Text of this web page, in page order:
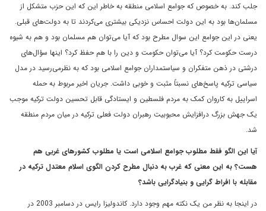
جلب کند. به خصوص که جوامع اسلامی ‌منطقه به خاطر این که این حزب متشکل از
مسلمان‌ها بود به این دولت احساس نزدیکی بیشتری می‌کردند تا به دولت‌های قبلی.
یعنی در این جوامع این سوال مطرح بود که آیا می‌توان هم مسلمان بود و هم به شیوه
درست حکومت کرد؟ آیا می‌توان حکومت و دین را با هم حفظ کرد؟ اینها سؤال‌های
درشتی در ذهن متفکران و سیاستمداران جوامع اسلامی‌ بود که به نظرمی‌رسید در مدل
سیاسی ترکیه پاسخ‌های نسبتاً مثبت و خوبی داشت. جریان اخیر مربوط به حمله
اسراییل به کاروان کمک به مردم فلسطین و ایستادگی قابل تحسین دولت ترکیه موجب
یک جهش بزرگ درافزایش محبوبیت رهبران دولت فعلی ترکیه در میان مردم منطقه
شد.
آیا این الگو فقط مطلوب جوامع اسلامی‌ است یا مطلوب کشورهای غربی هم
هست؟ به این معنی که غرب به دنبال مطرح کردن الگوی اسلام معتدل ترکیه در
مقابله با افراط گرایی و بنیادگرایی باشد؟
در اینجا به نظر من یک نکته مهم وجود دارد. کاندولیزا رایس در دسامبر 2003 در